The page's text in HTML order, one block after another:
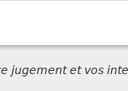
jugement et vos